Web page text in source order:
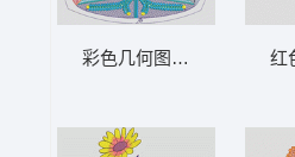
彩色几何图案设计图 抽象
红